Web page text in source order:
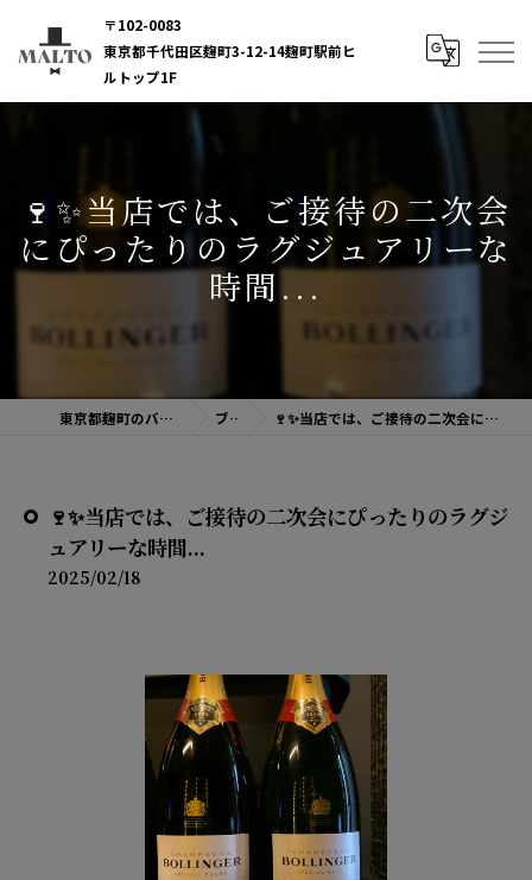
〒102-0083
東京都千代田区麹町3-12-14麹町駅前ヒ
ルトップ1F
🍷✨当店では、ご接待の二次会
にぴったりのラグジュアリーな
時間...
東京都麹町のバーならBAR MALTO ブログ 🍷✨当店では、ご接待の二次会にぴったりのラグジュアリーな時間...
🍷✨当店では、ご接待の二次会にぴったりのラグジ
ュアリーな時間...
2025/02/18